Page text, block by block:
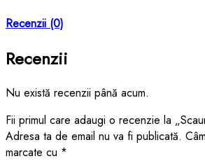
Recenzii (0)
Recenzii
Nu există recenzii până acum.
Fii primul care adaugi o recenzie la
Adresa ta de email nu va fi publicată.
marcate cu *